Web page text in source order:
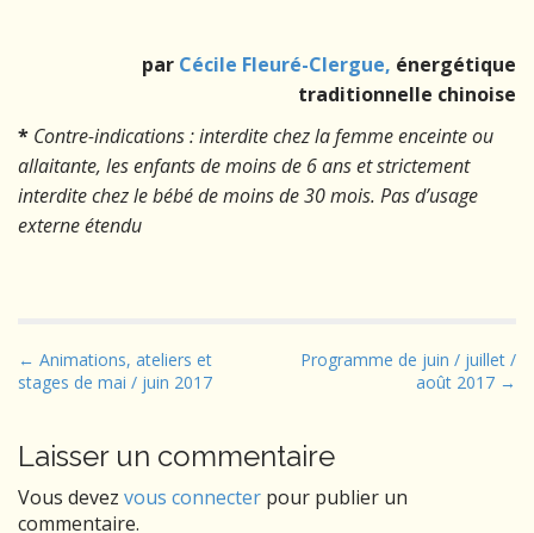
par Cécile Fleuré-Clergue, énergétique
traditionnelle chinoise
* Contre-indications : interdite chez la femme enceinte ou
allaitante, les enfants de moins de 6 ans et strictement
interdite chez le bébé de moins de 30 mois. Pas d’usage
externe étendu
P
o
t
n
a
← Animations, ateliers et
stages de mai / juin 2017
Programme de juin / juillet /
août 2017 →
Laisser un commentaire
Vous devez vous connecter pour publier un
commentaire.